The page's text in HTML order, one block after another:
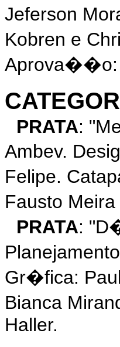
Jeferson
Kobren e
Aprova��o:
PRATA:
Ambev.
Felipe.
Fausto
PRATA:
Gr�fica:
Bianca
Haller.